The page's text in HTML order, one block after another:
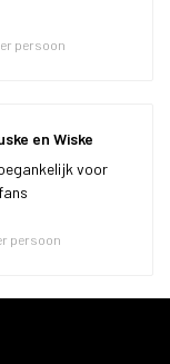
persoon
en Wiske
voor
persoon